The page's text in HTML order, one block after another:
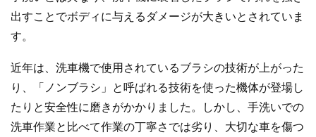
出すことでボディに与えるダメージが大きいとされていま
す。
近年は、洗車機で使用されているブラシの技術が上がった
り、「ノンブラシ」と呼ばれる技術を使った機体が登場し
たりと安全性に磨きがかかりました。しかし、手洗いでの
洗車作業と比べて作業の丁寧さでは劣り、大切な車を傷つ